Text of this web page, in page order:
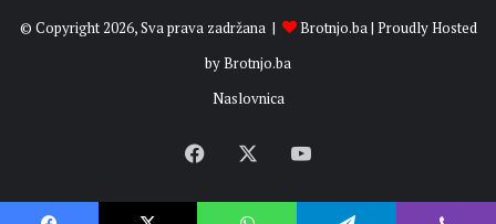
© Copyright 2026, Sva prava zadržana | Brotnjo.ba| Proudly Hosted
byBrotnjo.ba
Naslovnica
Facebook YouTube